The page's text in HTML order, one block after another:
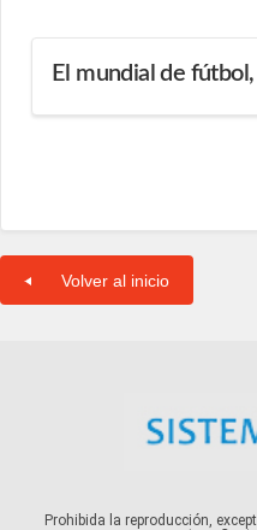
El mundial de
Volver al inicio
Prohibida la reproducción,